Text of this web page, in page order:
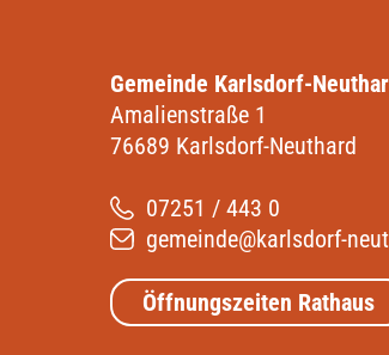
Gemeinde Karlsdorf-
Amalienstraße 1
76689 Karlsdorf-Neuthard
07251 / 443 0
gemeinde@karlsdorf-
Öffnungszeiten Rathaus